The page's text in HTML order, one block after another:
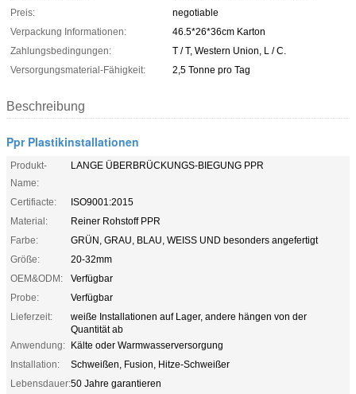
Preis:
negotiable
Verpackung Informationen:
46.5*26*36cm Karton
Zahlungsbedingungen:
T / T, Western Union, L / C.
Versorgungsmaterial-Fähigkeit:
2,5 Tonne pro Tag
Beschreibung
Ppr Plastikinstallationen
Produkt-
Name:
LANGE ÜBERBRÜCKUNGS-BIEGUNG PPR
Certifiacte:
ISO9001:2015
Material:
Reiner Rohstoff PPR
Farbe:
GRÜN, GRAU, BLAU, WEISS UND besonders angefertigt
Größe:
20-32mm
OEM&ODM:
Verfügbar
Probe:
Verfügbar
Lieferzeit:
weiße Installationen auf Lager, andere hängen von der
Quantität ab
Anwendung: Kälte oder Warmwasserversorgung
Installation:
Schweißen, Fusion, Hitze-Schweißer
Lebensdauer:50 Jahre garantieren